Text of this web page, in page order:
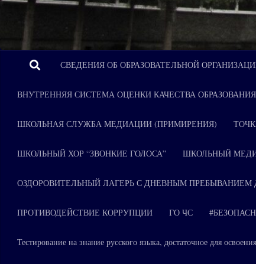
СВЕДЕНИЯ ОБ ОБРАЗОВАТЕЛЬНОЙ
ВНУТРЕННЯЯ СИСТЕМА ОЦЕНКИ КАЧЕСТВА
ШКОЛЬНАЯ СЛУЖБА МЕДИАЦИИ (ПРИМИРЕНИЯ)
ШКОЛЬНЫЙ ХОР “ЗВОНКИЕ ГОЛОСА” ШКОЛЬНЫЙ
ОЗДОРОВИТЕЛЬНЫЙ ЛАГЕРЬ С ДНЕВНЫМ ПРЕБЫВАНИЕМ
ПРОТИВОДЕЙСТВИЕ КОРРУПЦИИ ГО ЧС
Тестирование на знание русского языка, достаточное для